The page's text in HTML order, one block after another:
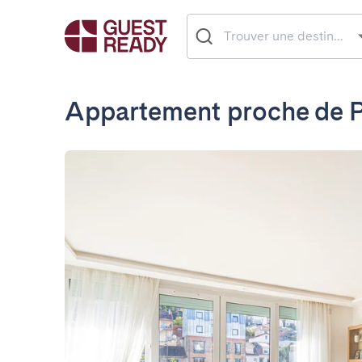
Appartement proche de